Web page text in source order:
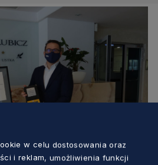
w celu dostosowania oraz
i reklam, umożliwienia funkcji